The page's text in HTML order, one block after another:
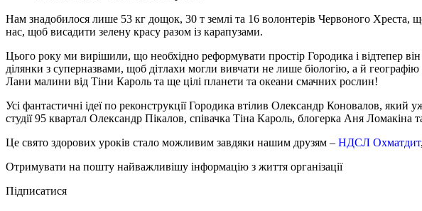
Нам знадобилося лише 53 кг дощок, 30 т землі та 16 волонтерів Червоного Хреста,
нас, щоб висадити зелену красу разом із карапузами.
Цього року ми вирішили, що необхідно реформувати простір Городика і відтепер
ділянки з суперназвами, щоб дітлахи могли вивчати не лише біологію, а й
Лани малини від Тіни Кароль та ще цілі планети та океани смачних рослин!
Усі фантастичні ідеї по реконструкції Городика втілив Олександр Коновалов,
студії 95 квартал Олександр Пікалов, співачка Тіна Кароль, блогерка Аня Ломакіна
Це свято здорових уроків стало можливим завдяки нашим друзям – НДСЛ Охматдит,
Отримувати на пошту найважливішу інформацію з життя організації
Підписатися